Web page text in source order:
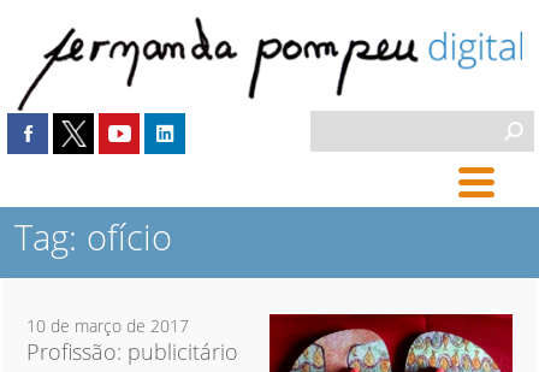
Tag: ofício
10 de março de 2017
Profissão: publicitário